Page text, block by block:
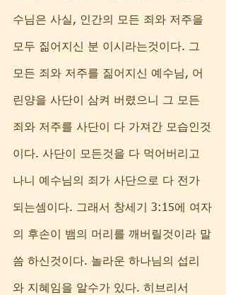
수님은 사실, 인간의 모든 죄와 저주을
모두 짊어지신 분 이시라는것이다. 그
모든 죄와 저주를 짊어지신 예수님, 어
린양을 사단이 삼켜 버렸으니 그 모든
죄와 저주를 사단이 다 가져간 모습인것
이다. 사단이 모든것을 다 먹어버리고
나니 예수님의 죄가 사단으로 다 전가
되는셈이다. 그래서 창세기 3:15에 여자
의 후손이 뱀의 머리를 깨버릴것이라 말
씀 하신것이다. 놀라운 하나님의 섭리
와 지혜임을 알수가 있다. 히브리서